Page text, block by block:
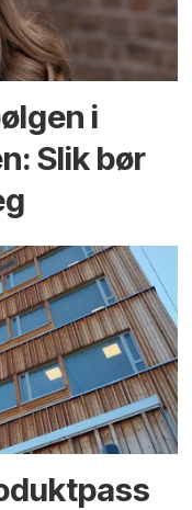
i
Slik bør